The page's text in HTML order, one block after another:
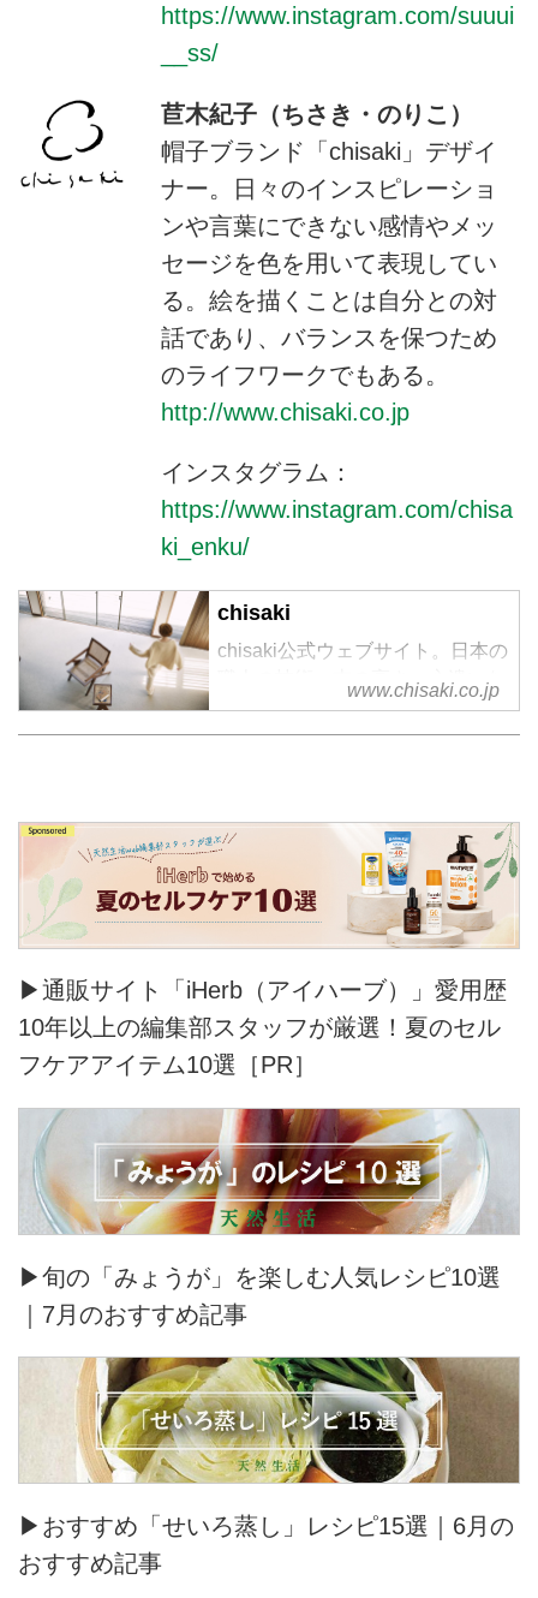
https://www.instagram.com/suuui
__ss/
苣木紀子（ちさき・のりこ）
帽子ブランド「chisaki」デザイ
ナー。日々のインスピレーショ
ンや言葉にできない感情やメッ
セージを色を用いて表現してい
る。絵を描くことは自分との対
話であり、バランスを保つため
のライフワークでもある。
http://www.chisaki.co.jp
インスタグラム：
https://www.instagram.com/chisa
ki_enku/
chisaki
chisaki公式ウェブサイト。日本の
職人の技術、志の高さ、心遣いな
どに共感し、日本製に重きを置き
2016SSコレクションより、
www.chisaki.co.jp
▶通販サイト「iHerb（アイハーブ）」愛用歴
10年以上の編集部スタッフが厳選！夏のセル
フケアアイテム10選［PR］
▶旬の「みょうが」を楽しむ人気レシピ10選
｜7月のおすすめ記事
▶おすすめ「せいろ蒸し」レシピ15選｜6月の
おすすめ記事